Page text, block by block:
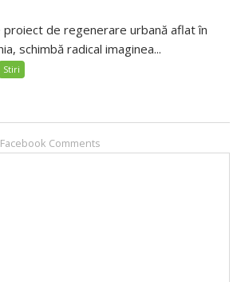
proiect de regenerare urbană aflat în
schimbă radical imaginea...
Stiri
Facebook Comments